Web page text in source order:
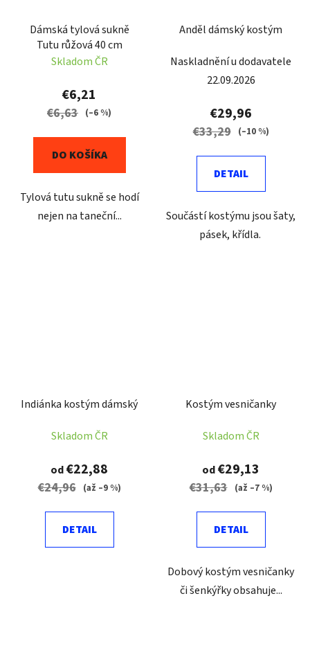
Dámská tylová sukně
Tutu růžová 40 cm
Skladom ČR
€6,21
€6,63 (–6 %)
DO KOŠÍKA
Tylová tutu sukně se hodí
nejen na taneční...
Anděl dámský kostým
Naskladnění u dodavatele
22.09.2026
€29,96
€33,29 (–10 %)
DETAIL
Součástí kostýmu jsou šaty,
pásek, křídla.
Indiánka kostým dámský
Skladom ČR
od€22,88
€24,96 (až –9 %)
DETAIL
Kostým vesničanky
Skladom ČR
od€29,13
€31,63 (až –7 %)
DETAIL
Dobový kostým vesničanky
či šenkýřky obsahuje...